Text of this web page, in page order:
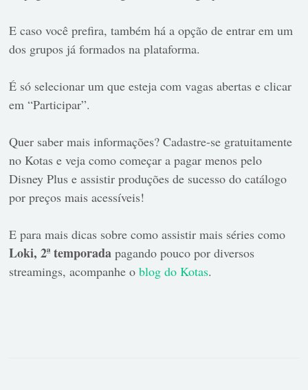
E caso você prefira, também há a opção de entrar em um
dos grupos já formados na plataforma.
É só selecionar um que esteja com vagas abertas e clicar
em “Participar”.
Quer saber mais informações? Cadastre-se gratuitamente
no Kotas e veja como começar a pagar menos pelo
Disney Plus e assistir produções de sucesso do catálogo
por preços mais acessíveis!
E para mais dicas sobre como assistir mais séries como
Loki, 2ª temporada pagando pouco por diversos
streamings, acompanhe oblog do Kotas.